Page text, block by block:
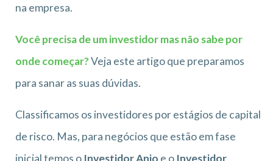
na empresa.
Você precisa de um investidor mas não sabe por
onde começar?Veja este artigo que preparamos
para sanar as suas dúvidas.
Classificamos os investidores por estágios de capital
de risco. Mas, para negócios que estão em fase
inicial temos o Investidor Anjo e o Investidor